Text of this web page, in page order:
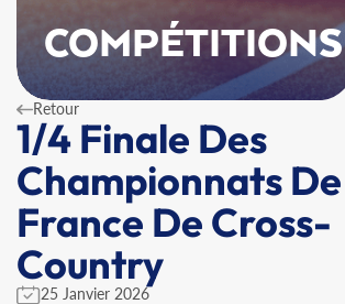
COMPÉTITIONS
Retour
1/4 Finale Des
Championnats De
France De Cross-
Country
25 Janvier 2026